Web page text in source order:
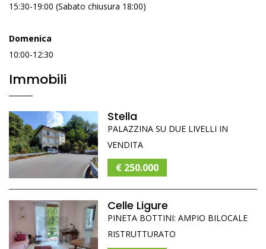
15:30-19:00 (Sabato chiusura 18:00)
Domenica
10:00-12:30
Immobili
Stella
PALAZZINA SU DUE LIVELLI IN
VENDITA
€ 250.000
Celle Ligure
PINETA BOTTINI: AMPIO BILOCALE
RISTRUTTURATO